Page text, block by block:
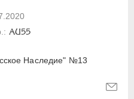
Наследие" №13
AU55